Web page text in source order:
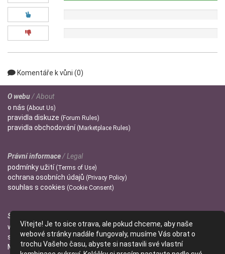
Komentáře k vůni (0)
O webu/ About
o nás (About Us)
pravidla diskuze (Forum Rules)
pravidla obchodování (Marketplace Rules)
Právní informace/ Legal
podmínkyužití (Terms of Use)
ochrana osobních údajů (Privacy Policy)
souhlas s cookies (Cookie Consent)
Správci
wendulka
slniecko
Mitzi
Vítejte! Je to sice otrava, ale pokud chceme, aby naše
webové stránky nadále fungovaly, musíme Vás obrat o
trochu Vašeho času, abyste si nastavili své vlastní